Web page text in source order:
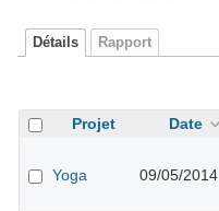
Détails Rapport
Projet Date
Yoga 09/05/2014